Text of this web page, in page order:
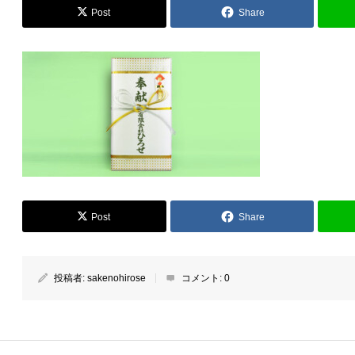
Post Share
Post Share
投稿者: sakenohirose コメント: 0